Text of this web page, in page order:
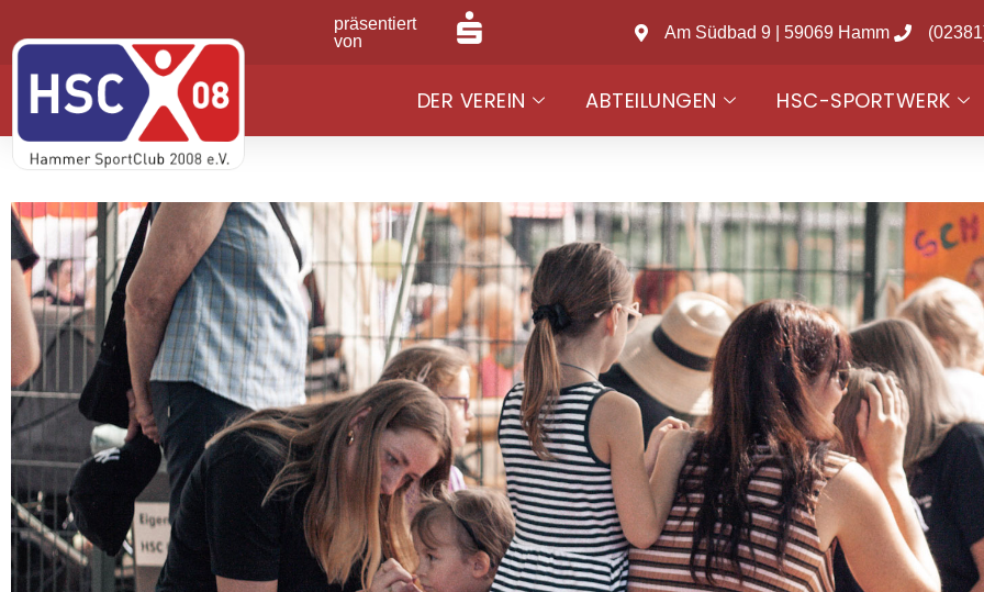
präsentiert
von
Am Südbad 9 | 59069 Hamm
DER VEREIN ABTEILUNGEN HSC-SPORTWERK